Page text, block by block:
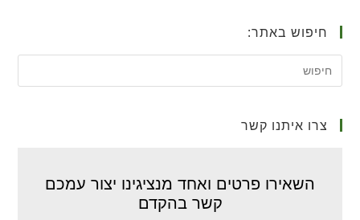
חיפוש באתר:
צרו איתנו קשר
השאירו פרטים ואחד מנציגינו יצור עמכם
קשר בהקדם